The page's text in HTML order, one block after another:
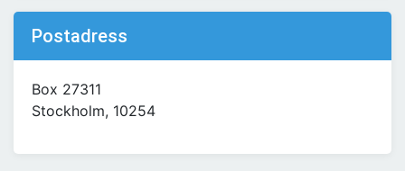
Postadress
Box 27311
Stockholm, 10254